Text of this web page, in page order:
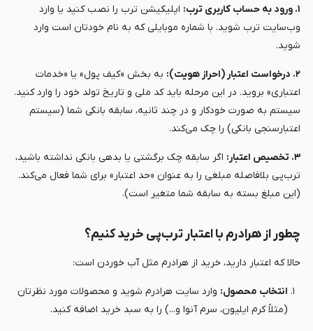
۱. ورود به حساب کاربری ترب:
اپلیکیشن ترب را نصب کنید یا وارد
وب‌سایت ترب شوید. با شماره موبایلی که به نام خودتان است وارد
شوید.
۲. درخواست اعتبار (احراز هویت):
به بخش «کیف پول» یا «خدمات
اعتباری» بروید. در این مرحله باید کد ملی و تاریخ تولد خود را وارد کنید.
سیستم به صورت خودکار و در چند ثانیه، سابقه بانکی شما (سیستم
اعتبارسنجی بانکی) را چک می‌کند.
۳. تخصیص اعتبار:
اگر سابقه چک برگشتی یا بدهی بانکی نداشته باشید،
ترب‌پی بلافاصله مبلغی را به عنوان «حد اعتبار» برای شما فعال می‌کند.
(این مبلغ بسته به سابقه شما متغیر است).
چطور از هرادرم با اعتبار ترب‌پی خرید کنیم؟
حالا که اعتبار دارید، خرید از هرادرم مثل آب خوردن است:
انتخاب محصول: وارد سایت هرادرم شوید و محصولات مورد نظرتان
(مثلاً کرم ایلیون، سرم آنوا و...) را به سبد خرید اضافه کنید.